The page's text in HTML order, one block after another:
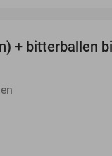
+ bitterballen